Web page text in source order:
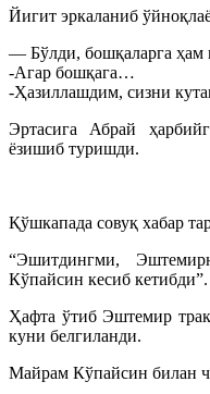
Йигит эркаланиб
— Бўлди, бошқаларга ҳам
-Агар бошқага…
-Ҳазиллашдим, сизни
Эртасига Абрай
ёзишиб туришди.
Қўшкапада совуқ хабар
“Эшитдингми,
Кўпайсин кесиб кетибди”.
Ҳафта ўтиб Эштемир
куни белгиланди.
Майрам Кўпайсин билан